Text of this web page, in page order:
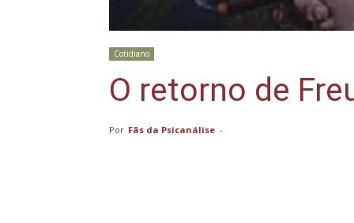
Cotidiano
O retorno de
Por Fãs da Psicanálise -